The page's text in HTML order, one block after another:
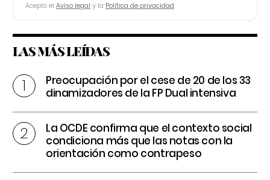
Acepto el Aviso legal y la Política de privacidad
LAS MÁS LEÍDAS
Preocupación por el cese de 20 de los 33
dinamizadores de la FP Dual intensiva
La OCDE confirma que el contexto social
condiciona más que las notas con la
orientación como contrapeso